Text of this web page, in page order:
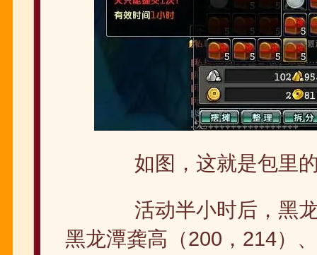
如图，这就是包里
活动半小时后，黑
黑龙潭龚高（200，214）